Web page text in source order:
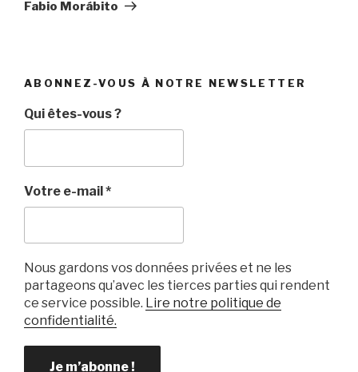
Fabio Morábito
ABONNEZ-VOUS À NOTRE NEWSLETTER
Qui êtes-vous ?
Votre e-mail*
Nous gardons vos données privées et ne les
partageons qu’avec les tierces parties qui rendent
ce service possible. Lire notre politique de
confidentialité.